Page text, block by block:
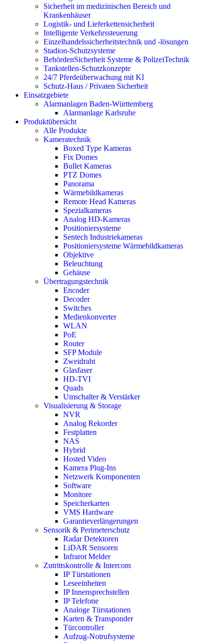
Sicherheit im medizinischen Bereich und
Krankenhäuser
Logistik- und Lieferkettensicherheit
Intelligente Verkehrssteuerung
Einzelhandelssicherheitstechnik und -lösungen
Stadion-Schutzsysteme
BehördenSicherheit Systeme & PolizeiTechnik
Tankstellen-Schutzkonzepte​
24/7 Pferdeüberwachung mit KI
Schutz-Haus / Privaten Sicherheit
Einsatzgebiete
Alarmanlagen Baden-Württemberg
Alarmanlage Karlsruhe
Produktübersicht
Alle Produkte
Kameratechnik
Boxed Type Kameras
Fix Domes
Bullet Kameras
PTZ Domes
Panorama
Wärmebildkameras
Remote Head Kameras
Spezialkameras
Analog HD-Kameras
Positioniersysteme
Sentech Industriekameras
Positioniersysteme Wärmebildkameras
Objektive
Beleuchtung
Gehäuse
Übertragungstechnik
Encoder
Decoder
Switches
Medienkonverter
WLAN
PoE
Router
SFP Module
Zweidraht
Glasfaser
HD-TVI
Quads
Umschalter & Verstärker
Visualisierung & Storage
NVR
Analog Rekorder
Festplatten
NAS
Hybrid
Hosted Video
Kamera Plug-Ins
Netzwerk Komponenten
Software
Monitore
Speicherkarten
VMS Hardware
Garantieverlängerungen
Sensorik & Perimeterschutz
Radar Detektoren
LiDAR Sensoren
Infrarot Melder
Zutrittskontrolle & Intercom
IP Türstationen
Leseeinheiten
IP Innensprechstellen
IP Telefone
Analoge Türstationen
Karten & Transponder
Türcontroller
Aufzug-Notrufsysteme